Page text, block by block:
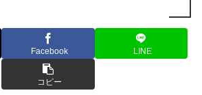
Facebook LINE
コピー